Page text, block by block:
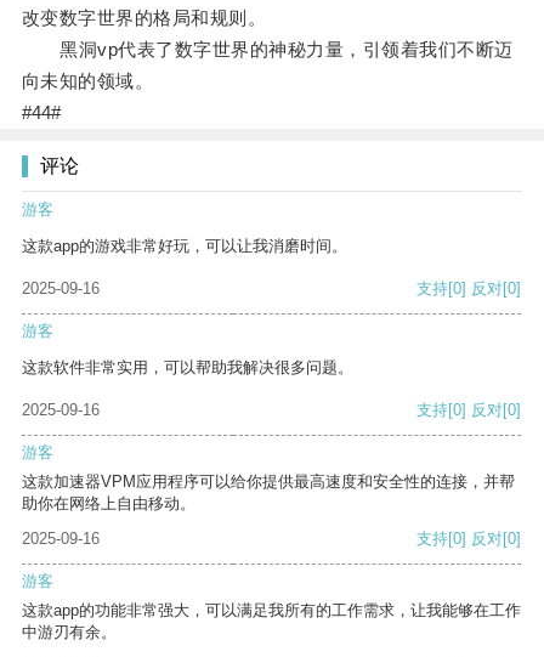
改变数字世界的格局和规则。
黑洞vp代表了数字世界的神秘力量，引领着我们不断迈
向未知的领域。
#44#
评论
游客
这款app的游戏非常好玩，可以让我消磨时间。
2025-09-16 支持[0] 反对[0]
游客
这款软件非常实用，可以帮助我解决很多问题。
2025-09-16 支持[0] 反对[0]
游客
这款加速器VPM应用程序可以给你提供最高速度和安全性的连接，并帮
助你在网络上自由移动。
2025-09-16
支持[0] 反对[0]
游客
这款app的功能非常强大，可以满足我所有的工作需求，让我能够在工作
中游刃有余。